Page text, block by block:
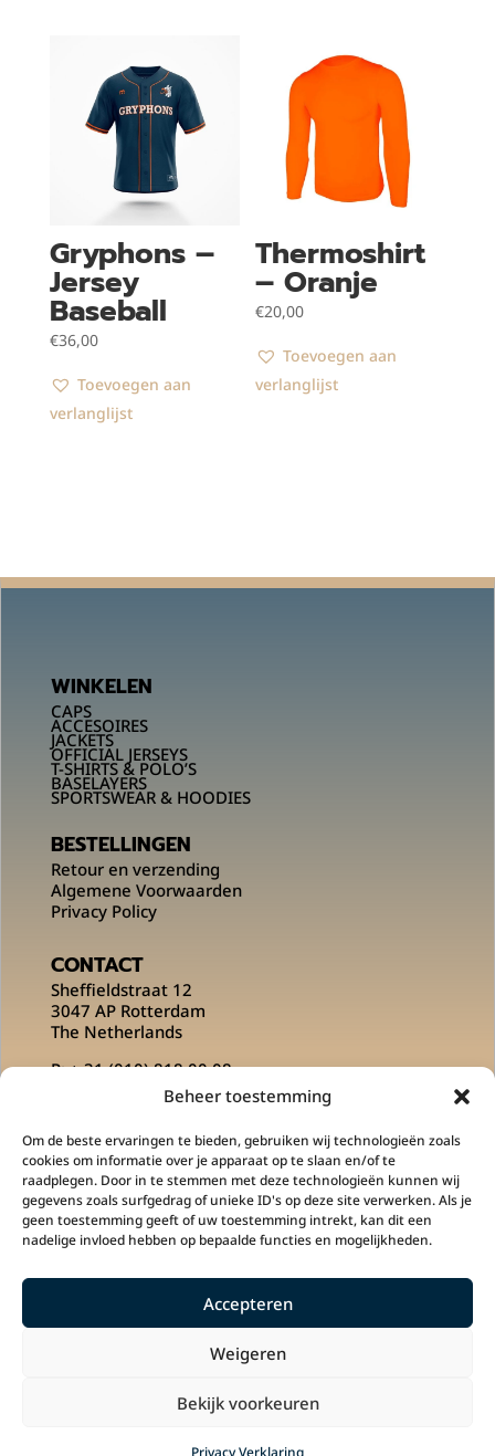
Beheer toestemming
Om de beste ervaringen te bieden, gebruiken wij technologieën zoals
cookies om informatie over je apparaat op te slaan en/of te
raadplegen. Door in te stemmen met deze technologieën kunnen wij
gegevens zoals surfgedrag of unieke ID's op deze site verwerken. Als je
geen toestemming geeft of uw toestemming intrekt, kan dit een
nadelige invloed hebben op bepaalde functies en mogelijkheden.
Accepteren
Weigeren
Bekijk voorkeuren
Privacy Verklaring
Gryphons –
Jersey
Baseball
€36,00
Toevoegen aan
verlanglijst
Thermoshirt
– Oranje
€20,00
Toevoegen aan
verlanglijst
WINKELEN
CAPS
ACCESOIRES
JACKETS
OFFICIAL JERSEYS
T-SHIRTS & POLO’S
BASELAYERS
SPORTSWEAR & HOODIES
BESTELLINGEN
Retour en verzending
Algemene Voorwaarden
Privacy Policy
CONTACT
Sheffieldstraat 12
3047 AP Rotterdam
The Netherlands
P:+ 31 (010) 818 00 08
info@msportsofficial.com
VOLG ONS OP
M Sports is een onderdeel is van
Copyright 2022 © M Sports.In samenwerking